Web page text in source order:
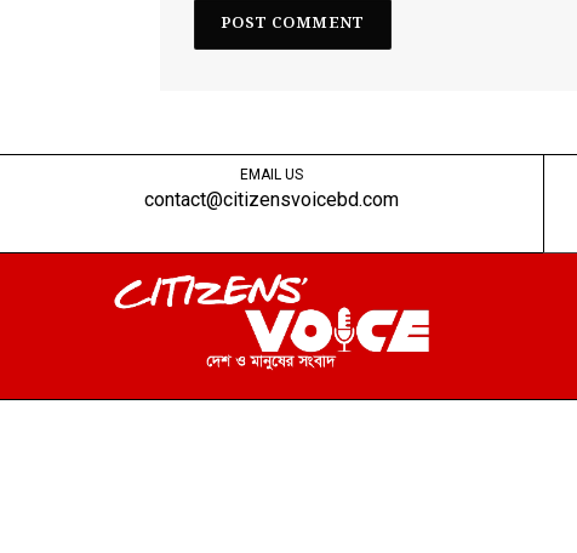
EMAIL US
contact@citizensvoicebd.com